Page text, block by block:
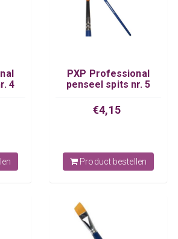
4
PXP Professional
penseel spits nr. 5
€4,15
Product bestellen